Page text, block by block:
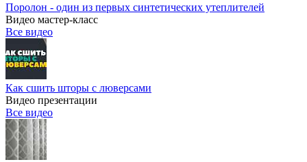
Поролон - один из первых синтетических утеплителей
Видео мастер-класс
Все видео
Как сшить шторы с люверсами
Видео презентации
Все видео